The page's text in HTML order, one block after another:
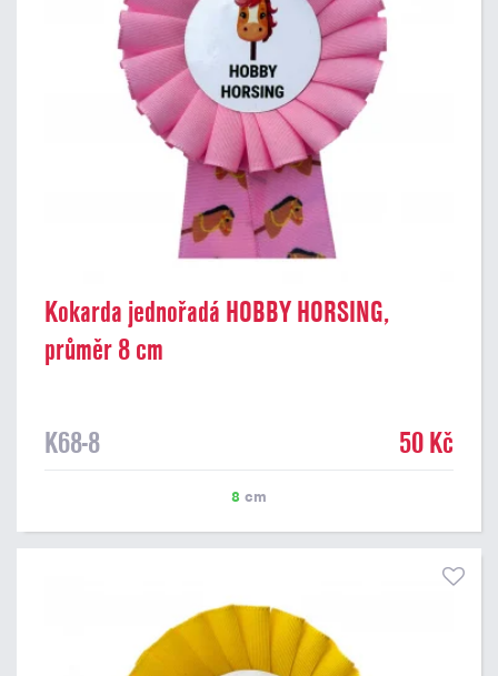
Kokarda jednořadá HOBBY HORSING,
průměr 8 cm
K68-8 50 Kč
8 cm